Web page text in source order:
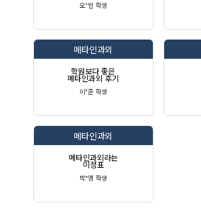
오*빈 학생
메타인과외
학원보다 좋은
메타인과외 후기
이*준 학생
메타인과외
메타인과외라는
이정표
박*영 학생